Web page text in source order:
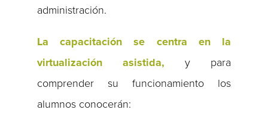
administración.
La capacitación se centra en la
virtualización asistida, y para
comprender su funcionamiento los
alumnos conocerán: